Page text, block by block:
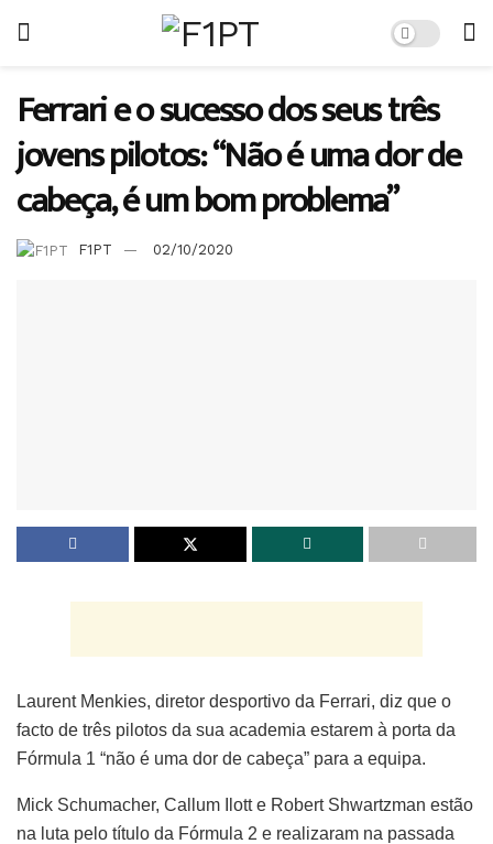
Ferrari e o sucesso dos seus três
jovens pilotos: “Não é uma dor de
cabeça, é um bom problema”
F1PT 02/10/2020
Laurent Menkies, diretor desportivo da Ferrari, diz que o
facto de três pilotos da sua academia estarem à porta da
Fórmula 1 “não é uma dor de cabeça” para a equipa.
Mick Schumacher, Callum Ilott e Robert Shwartzman estão
na luta pelo título da Fórmula 2 e realizaram na passada